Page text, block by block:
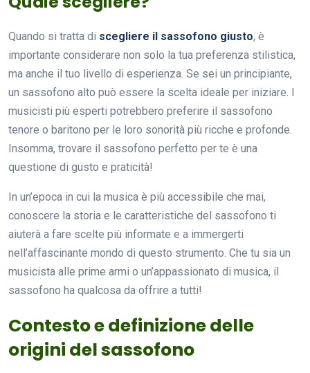
Quando si tratta di scegliere il sassofono giusto, è
importante considerare non solo la tua preferenza stilistica,
ma anche il tuo livello di esperienza. Se sei un principiante,
un sassofono alto può essere la scelta ideale per iniziare. I
musicisti più esperti potrebbero preferire il sassofono
tenore o baritono per le loro sonorità più ricche e profonde.
Insomma, trovare il sassofono perfetto per te è una
questione di gusto e praticità!
In un’epoca in cui la musica è più accessibile che mai,
conoscere la storia e le caratteristiche del sassofono ti
aiuterà a fare scelte più informate e a immergerti
nell’affascinante mondo di questo strumento. Che tu sia un
musicista alle prime armi o un’appassionato di musica, il
sassofono ha qualcosa da offrire a tutti!
Contesto e definizione delle
origini del sassofono